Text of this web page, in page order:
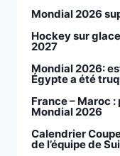
Mondial 2026
Hockey sur
2027
Mondial 2026:
Égypte a été
France – Maroc
Mondial 2026
Calendrier
de l’équipe de